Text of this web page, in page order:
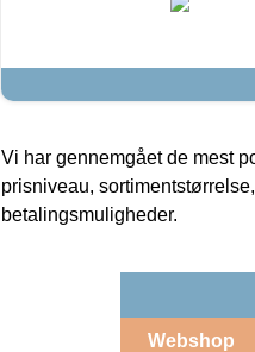
Vi har gennemgået de mest
prisniveau,
betalingsmuligheder.
Webshop